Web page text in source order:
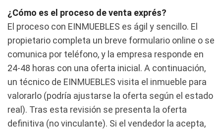
¿Cómo es el proceso de venta exprés?
El proceso con EINMUEBLES es ágil y sencillo. El
propietario completa un breve formulario online o se
comunica por teléfono, y la empresa responde en
24-48 horas con una oferta inicial. A continuación,
un técnico de EINMUEBLES visita el inmueble para
valorarlo (podría ajustarse la oferta según el estado
real). Tras esta revisión se presenta la oferta
definitiva (no vinculante). Si el vendedor la acepta,